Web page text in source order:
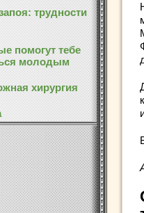
трудности
помогут тебе
молодым
хирургия